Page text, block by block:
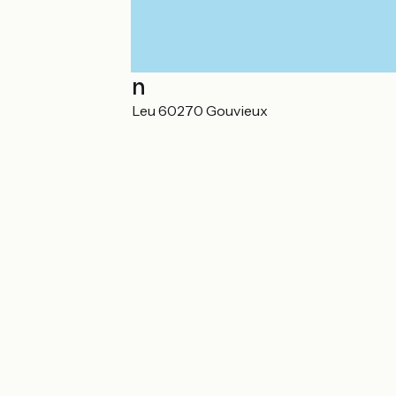
Localisation
1, le Pont de Saint-Leu 60270 Gouvieux